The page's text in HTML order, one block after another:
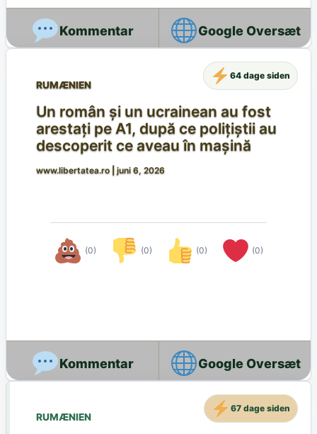
Google Oversæt
RUMÆNIEN
Un român și un ucrainean au fost
arestați pe A1, după ce polițiștii au
descoperit ce aveau în mașină
www.libertatea.ro juni 6, 2026
(0) (0) (0) (0)
64 dage siden
Google Oversæt
RUMÆNIEN
67 dage siden